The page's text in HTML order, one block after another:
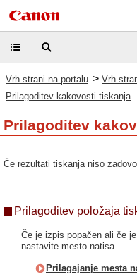
Vrh strani na portalu > Vrh
Prilagoditev kakovosti tiskanja
Prilagoditev
Če rezultati tiskanja niso
Prilagoditev položaja
Če je izpis popačen ali če
nastavite mesto natisa.
Prilagajanje mesta